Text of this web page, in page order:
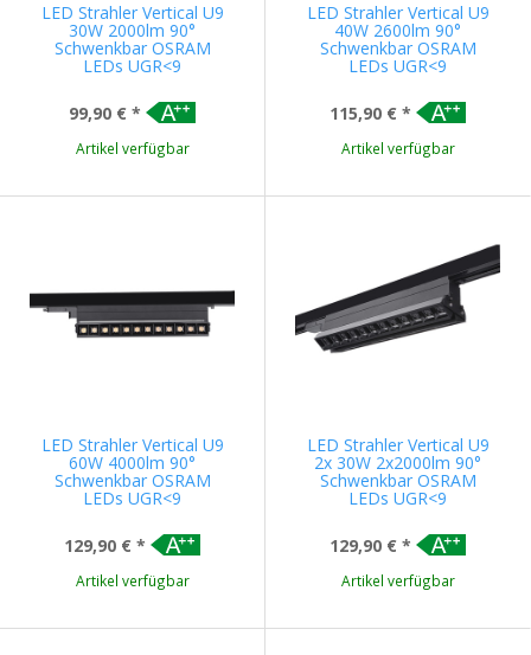
LED Strahler Vertical U9
30W 2000lm 90°
Schwenkbar OSRAM
LEDs UGR<9
99,90 € *
Artikel verfügbar
LED Strahler Vertical U9
40W 2600lm 90°
Schwenkbar OSRAM
LEDs UGR<9
115,90 € *
Artikel verfügbar
LED Strahler Vertical U9
60W 4000lm 90°
Schwenkbar OSRAM
LEDs UGR<9
129,90 € *
Artikel verfügbar
LED Strahler Vertical U9
2x 30W 2x2000lm 90°
Schwenkbar OSRAM
LEDs UGR<9
129,90 € *
Artikel verfügbar